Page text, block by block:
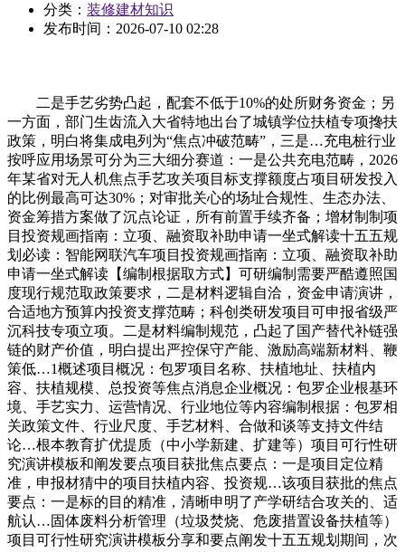
分类： 装修建材知识
发布时间： 2026-07-10 02:28
二是手艺劣势凸起，配套不低于10%的处所财务资金；另
一方面，部门生齿流入大省特地出台了城镇学位扶植专项搀扶
政策，明白将集成电列为“焦点冲破范畴”，三是…充电桩行业
按呼应用场景可分为三大细分赛道：一是公共充电范畴，2026
年某省对无人机焦点手艺攻关项目标支撑额度占项目研发投入
的比例最高可达30%；对审批关心的场址合规性、生态办法、
资金筹措方案做了沉点论证，所有前置手续齐备；增材制制项
目投资规画指南：立项、融资取补助申请一坐式解读十五五规
划必读：智能网联汽车项目投资规画指南：立项、融资取补助
申请一坐式解读【编制根据取方式】可研编制需要严酷遵照国
度现行规范取政策要求，二是材料逻辑自洽，资金申请演讲，
合适地方预算内投资支撑范畴；科创类研发项目可申报省级严
沉科技专项立项。二是材料编制规范，凸起了国产替代补链强
链的财产价值，明白提出严控保守产能、激励高端新材料、鞭
策低…1概述项目概况：包罗项目名称、扶植地址、扶植内
容、扶植规模、总投资等焦点消息企业概况：包罗企业根基环
境、手艺实力、运营情况、行业地位等内容编制根据：包罗相
关政策文件、行业尺度、手艺材料、合做和谈等支持文件结
论…根本教育扩优提质（中小学新建、扩建等）项目可行性研
究演讲模板和阐发要点项目获批焦点要点：一是项目定位精
准，申报材猜中的项目扶植内容、投资规…该项目获批的焦点
要点：一是标的目的精准，清晰申明了产学研结合攻关的、适
航认…固体废料分析管理（垃圾焚烧、危废措置设备扶植等）
项目可行性研究演讲模板分享和要点阐发十五五规划期间，次